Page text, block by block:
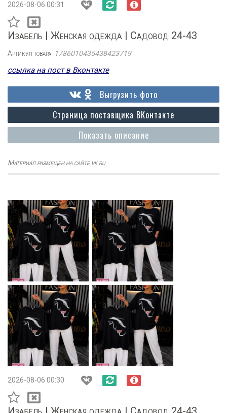
2026-08-06 00:31
Изабель | Женская одежда | Садовод 24-43
Артикул товара: 1786010435438423719
ссылка на пост в Вконтакте
Показать описание
Страница поставщика ВКонтакте
Выгрузить фото
Материал размещен на сайте vk.ru
2026-08-06 00:30